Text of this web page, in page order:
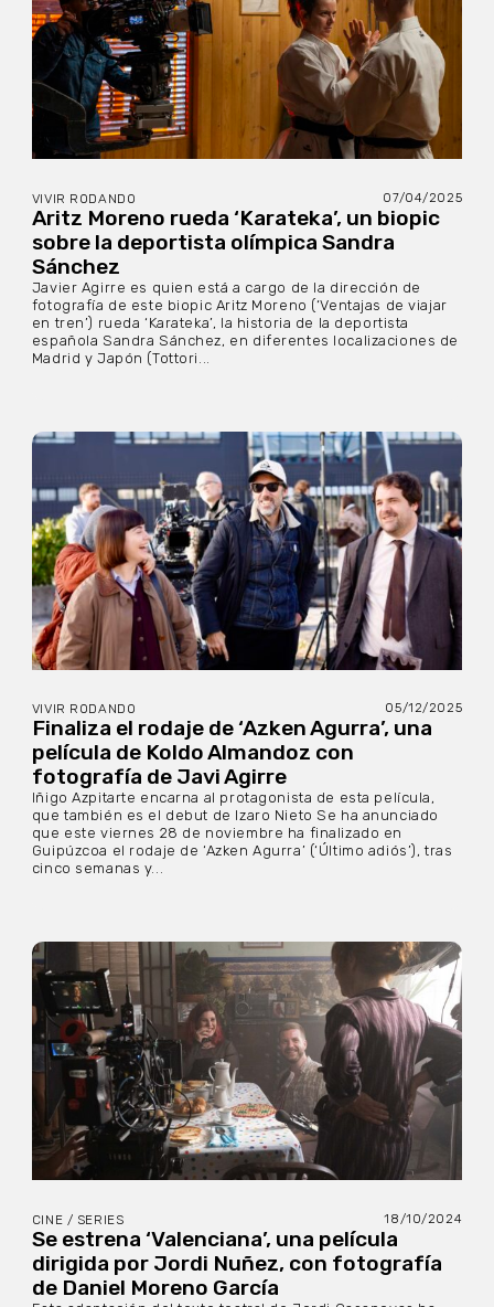
VIVIR RODANDO 07/04/2025
Aritz Moreno rueda ‘Karateka’, un biopic
sobre la deportista olímpica Sandra
Sánchez
Javier Agirre es quien está a cargo de la dirección de
fotografía de este biopic Aritz Moreno (‘Ventajas de viajar
en tren’) rueda ‘Karateka’, la historia de la deportista
española Sandra Sánchez, en diferentes localizaciones de
Madrid y Japón (Tottori...
VIVIR RODANDO 05/12/2025
Finaliza el rodaje de ‘Azken Agurra’, una
película de Koldo Almandoz con
fotografía de Javi Agirre
Iñigo Azpitarte encarna al protagonista de esta película,
que también es el debut de Izaro Nieto Se ha anunciado
que este viernes 28 de noviembre ha finalizado en
Guipúzcoa el rodaje de ‘Azken Agurra’ (‘Último adiós’), tras
cinco semanas y...
CINE / SERIES 18/10/2024
Se estrena ‘Valenciana’, una película
dirigida por Jordi Nuñez, con fotografía
de Daniel Moreno García